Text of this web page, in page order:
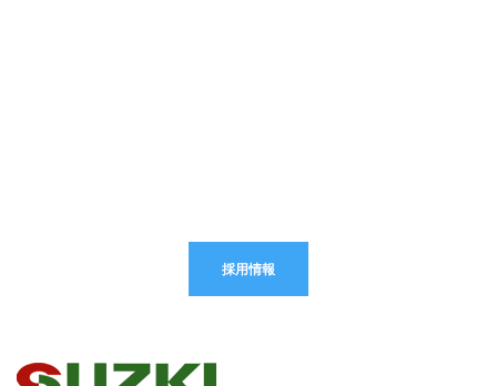
採用情報